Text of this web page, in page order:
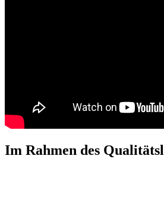
Im Rahmen des